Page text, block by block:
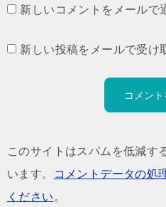
新しいコメントをメールで
新しい投稿をメールで受け
このサイトはスパムを低減
います。
コメントデータの処
ください。